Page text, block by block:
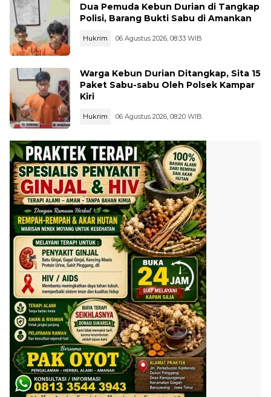
Dua Pemuda Kebun Durian di Tangkap
Polisi, Barang Bukti Sabu di Amankan
Hukrim 06 Agustus 2026, 08:33 WIB
Warga Kebun Durian Ditangkap, Sita 15
Paket Sabu-sabu Oleh Polsek Kampar
Kiri
Hukrim 06 Agustus 2026, 08:20 WIB